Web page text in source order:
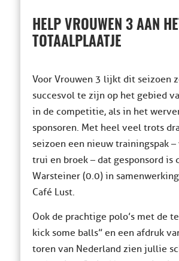
HELP VROUWEN 3 AAN HET
TOTAALPLAATJE
Voor Vrouwen 3 lijkt dit seizoen
succesvol te zijn op het gebied
in de competitie, als in het
sponsoren. Met heel veel trots
seizoen een nieuw trainingspak
trui en broek – dat gesponsord is
Warsteiner (0.0) in
Café Lust.
Ook de prachtige polo’s met de
kick some balls” en een afdruk
toren van Nederland zien jullie